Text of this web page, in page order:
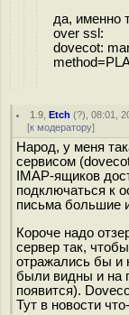
да, именно
over ssl:
dovecot:
1.9 ,Etch (?), 08:01,
[к модератору]
Народ, у меня
сервисом
IMAP-ящиков
подключаться к
письма большие
Короче надо
сервер так,
отражались бы и
были видны и на
появится).
Тут в новости